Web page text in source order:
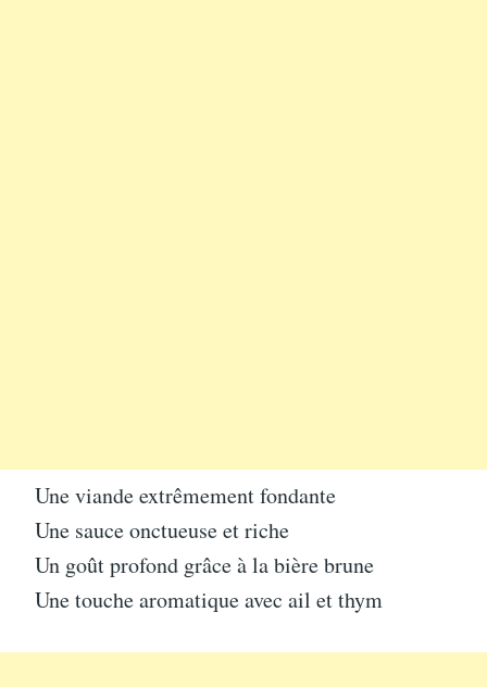
Une viande extrêmement fondante
Une sauce onctueuse et riche
Un goût profond grâce à la bière brune
Une touche aromatique avec ail et thym